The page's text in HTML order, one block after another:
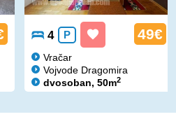
4 P 49€
Vračar
Vojvode Dragomira
dvosoban, 50m2